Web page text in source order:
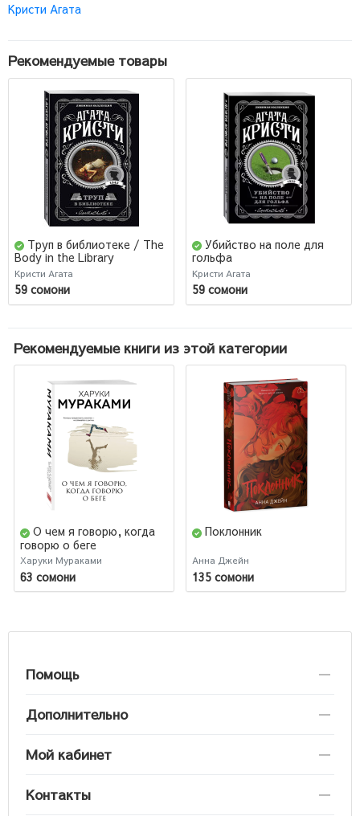
Кристи Агата
Рекомендуемые товары
Труп в библиотеке / The
Body in the Library
Кристи Агата
59 сомони
Убийство на поле для
гольфа
Кристи Агата
59 сомони
Рекомендуемые книги из этой категории
О чем я говорю, когда
говорю о беге
Харуки Мураками
63 сомони
Поклонник
Анна Джейн
135 сомони
Помощь
Дополнительно
Мой кабинет
Контакты